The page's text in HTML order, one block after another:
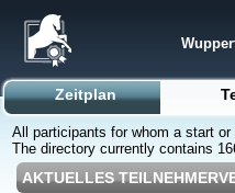
Zeitplan
All participants for whom a start
The directory currently contains
AKTUELLES